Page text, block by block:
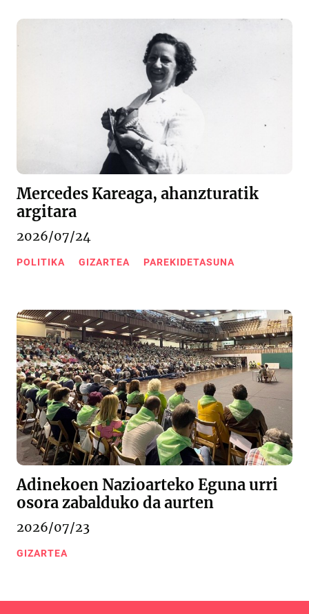
Mercedes Kareaga, ahanzturatik
argitara
2026/07/24
POLITIKA GIZARTEA PAREKIDETASUNA
Adinekoen Nazioarteko Eguna urri
osora zabalduko da aurten
2026/07/23
GIZARTEA